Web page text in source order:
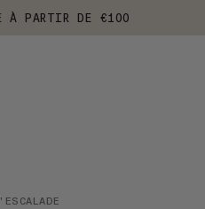
À PARTIR DE €100